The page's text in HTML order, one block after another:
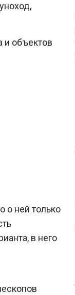
и объектов
о ней только
в него